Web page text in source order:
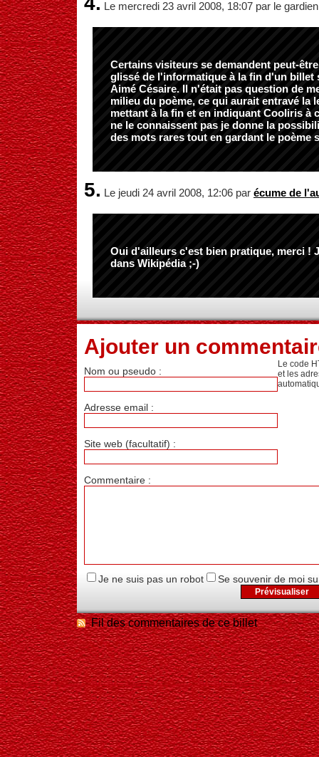
Le mercredi 23 avril 2008, 18:07 par le gardien
Certains visiteurs se demandent peut-
glissé de l'informatique à la fin d'un billet
Aimé Césaire. Il n'était pas question de
milieu du poème, ce qui aurait entravé la
mettant à la fin et en indiquant Cooliris à
ne le connaissent pas je donne la
des mots rares tout en gardant le poème
5. Le jeudi 24 avril 2008, 12:06 par écume de
Oui d'ailleurs c'est bien pratique, merci !
dans Wikipédia ;-)
Ajouter un
Nom ou pseudo :
Adresse email :
Site web (facultatif) :
Commentaire :
Le code
et les
Je ne suis pas un robot Se souvenir de moi
Fil des commentaires de ce billet